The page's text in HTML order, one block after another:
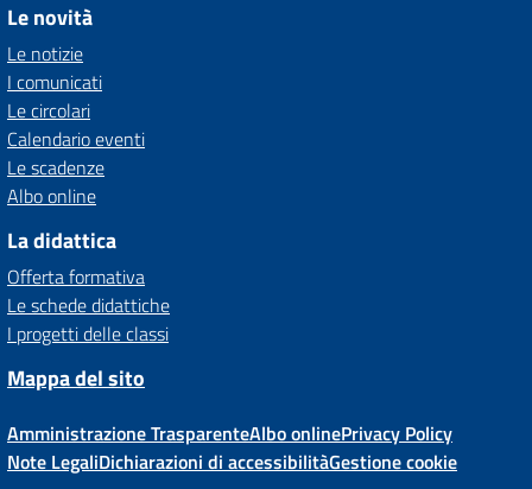
Le novità
Le notizie
I comunicati
Le circolari
Calendario eventi
Le scadenze
Albo online
La didattica
Offerta formativa
Le schede didattiche
I progetti delle classi
Mappa del sito
Amministrazione TrasparenteAlbo onlinePrivacy Policy
Note LegaliDichiarazioni di accessibilitàGestione cookie